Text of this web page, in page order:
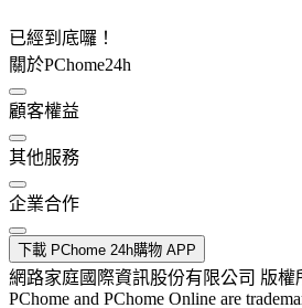
已經到底囉！
關於PChome24h
顧客權益
其他服務
企業合作
下載 PChome 24h購物 APP
網路家庭國際資訊股份有限公司 版權
PChome and PChome Online are